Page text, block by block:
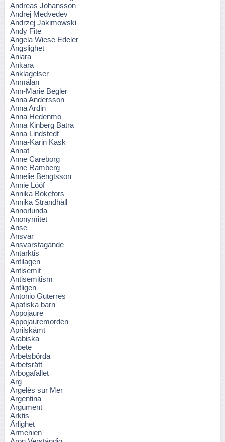
Andreas Johansson
Andrej Medvedev
Andrzej Jakimowski
Andy Fite
Angela Wiese Edeler
Ängslighet
Aniara
Ankara
Anklagelser
Anmälan
Ann-Marie Begler
Anna Andersson
Anna Ardin
Anna Hedenmo
Anna Kinberg Batra
Anna Lindstedt
Anna-Karin Kask
Annat
Anne Careborg
Anne Ramberg
Annelie Bengtsson
Annie Lööf
Annika Bokefors
Annika Strandhäll
Annorlunda
Anonymitet
Anse
Ansvar
Ansvarstagande
Antarktis
Antilagen
Antisemit
Antisemitism
Äntligen
Antonio Guterres
Apatiska barn
Appojaure
Appojauremorden
Aprilskämt
Arabiska
Arbete
Arbetsbörda
Arbetsrätt
Arbogafallet
Arg
Argelès sur Mer
Argentina
Argument
Arktis
Ärlighet
Armenien